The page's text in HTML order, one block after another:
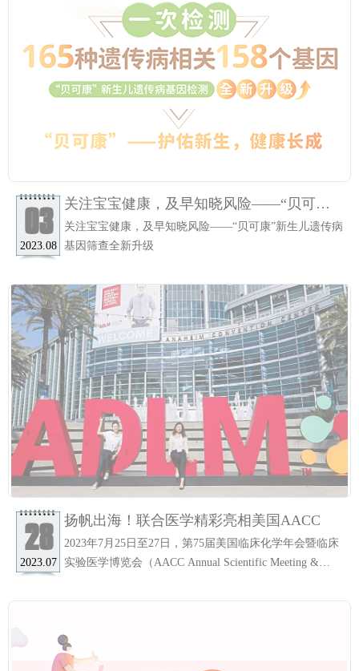
03
2023.08
关注宝宝健康，及早知晓风险——“贝可
康”新生儿遗传病基因筛查全新升级
关注宝宝健康，及早知晓风险——“贝可康”新生儿遗传病
基因筛查全新升级
28
2023.07
扬帆出海！联合医学精彩亮相美国AACC
2023年7月25日至27日，第75届美国临床化学年会暨临床
实验医学博览会（AACC Annual Scientific Meeting &
作为全球医疗行业最重要的展会之一，吸引了来自全球
验室检验技术和体外诊断产品。